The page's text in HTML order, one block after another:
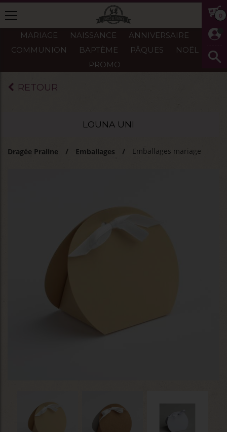
0
MARIAGE NAISSANCE
ANNIVERSAIRE
COMMUNION
BAPTÈME PÂQUES
NOËL
PROMO
RETOUR
LOUNA UNI
Dragée Praline Emballages Emballages mariage